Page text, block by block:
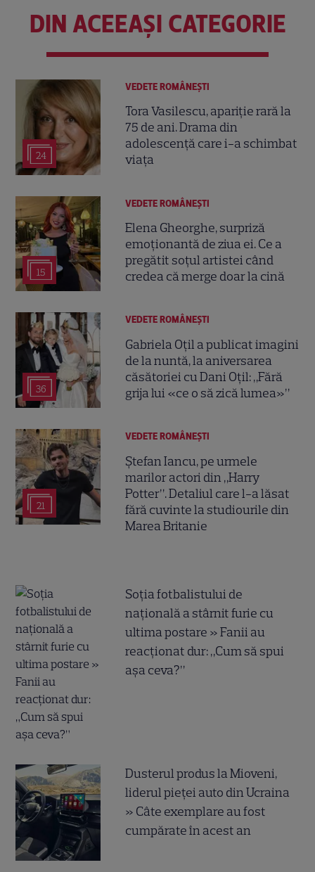
DIN ACEEAȘI CATEGORIE
24
VEDETE ROMÂNEŞTI
Tora Vasilescu, apariție rară la
75 de ani. Drama din
adolescență care i-a schimbat
viața
15
VEDETE ROMÂNEŞTI
Elena Gheorghe, surpriză
emoționantă de ziua ei. Ce a
pregătit soțul artistei când
credea că merge doar la cină
36
VEDETE ROMÂNEŞTI
Gabriela Oțil a publicat imagini
de la nuntă, la aniversarea
căsătoriei cu Dani Oțil: „Fără
grija lui «ce o să zică lumea»”
21
VEDETE ROMÂNEŞTI
Ștefan Iancu, pe urmele
marilor actori din „Harry
Potter”. Detaliul care l-a lăsat
fără cuvinte la studiourile din
Marea Britanie
Soția fotbalistului de
națională a stârnit furie cu
ultima postare » Fanii au
reacționat dur: „Cum să spui
așa ceva?”
Dusterul produs la Mioveni,
liderul pieței auto din Ucraina
» Câte exemplare au fost
cumpărate în acest an